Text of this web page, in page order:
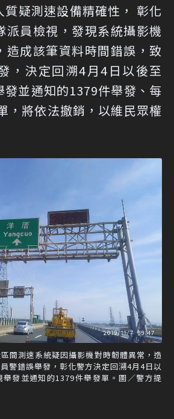
疑測速設備精確性， 彰化
派員檢視，發現系統攝影機
造成該筆資料時間錯誤，致
，決定回溯4月4日以後至
發並通知的1379件舉發、每
，將依法撤銷，以維民眾權
間測速系統疑因攝影機對時韌體異常，造
警錯誤舉發，彰化警方決定回溯4月4日以
發並通知的1379件舉發單。圖／警方提